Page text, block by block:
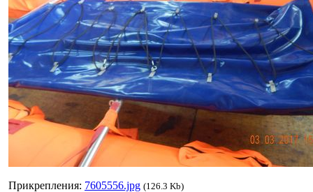
Прикрепления: 7605556.jpg (126.3 Kb)